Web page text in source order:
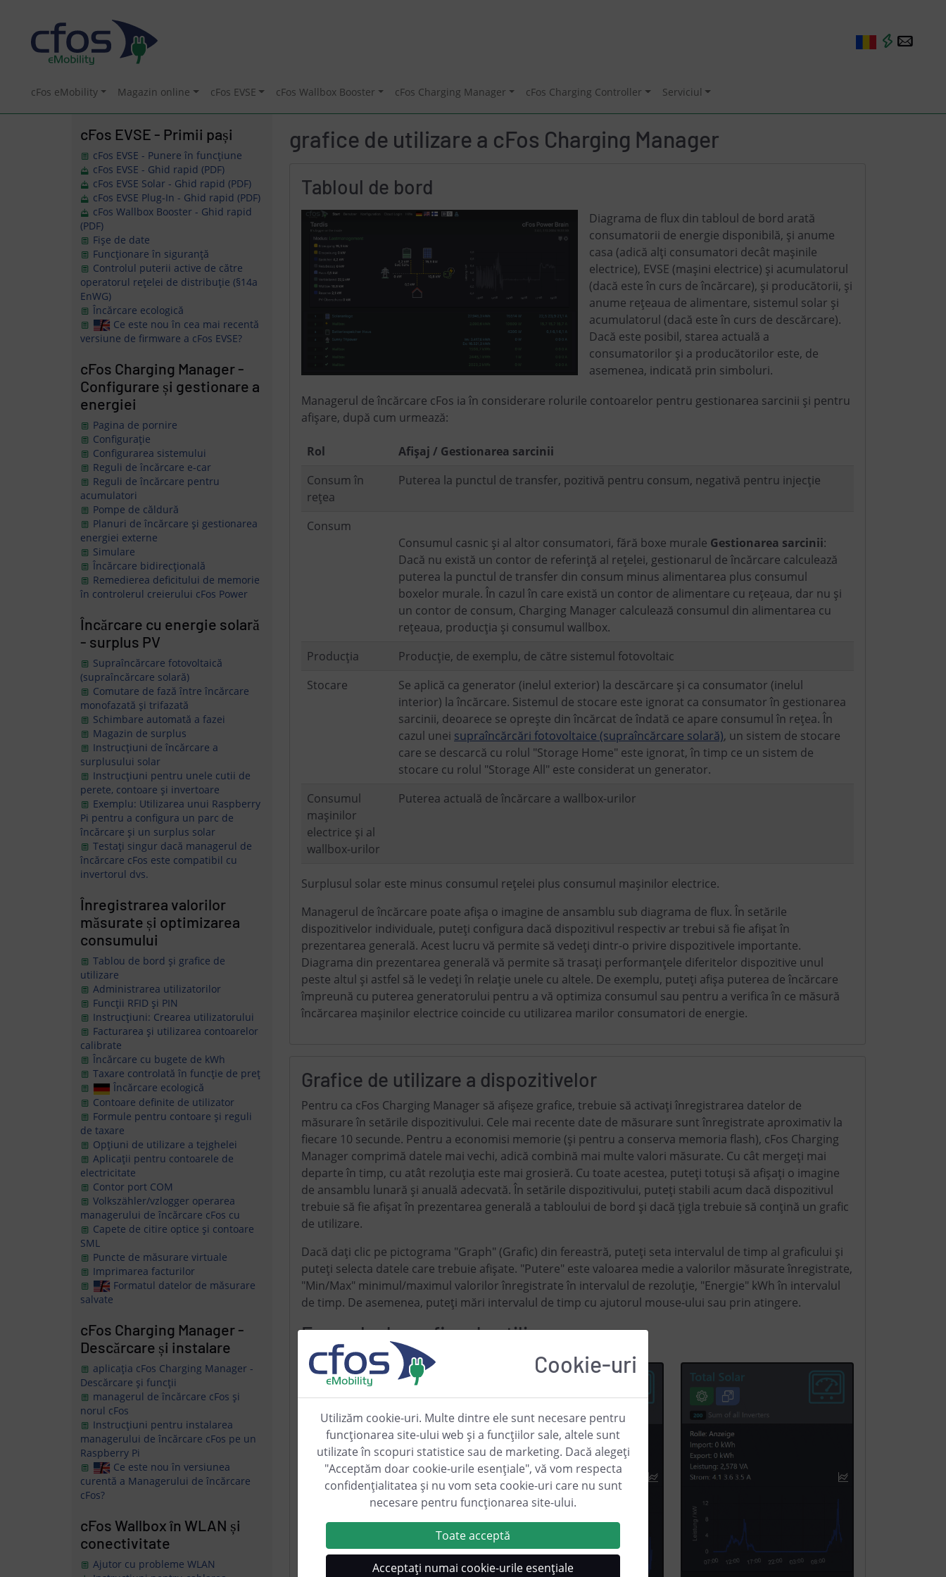
cFos eMobility Magazin online cFos EVSE cFos Wallbox Booster cFos Charging Manager cFos Charging Controller Serviciul
cFos EVSE - Primii pași
cFos EVSE - Punere în funcțiune
cFos EVSE - Ghid rapid (PDF)
cFos EVSE Solar - Ghid rapid (PDF)
cFos EVSE Plug-In - Ghid rapid (PDF)
cFos Wallbox Booster - Ghid rapid
(PDF)
Fișe de date
Funcționare în siguranță
Controlul puterii active de către
operatorul rețelei de distribuție (§14a
EnWG)
Încărcare ecologică
Ce este nou în cea mai recentă
versiune de firmware a cFos EVSE?
cFos Charging Manager -
Configurare și gestionare a
energiei
Pagina de pornire
Configurație
Configurarea sistemului
Reguli de încărcare e-car
Reguli de încărcare pentru
acumulatori
Pompe de căldură
Planuri de încărcare și gestionarea
energiei externe
Simulare
Încărcare bidirecțională
Remedierea deficitului de memorie
în controlerul creierului cFos Power
Încărcare cu energie solară
- surplus PV
Supraîncărcare fotovoltaică
(supraîncărcare solară)
Comutare de fază între încărcare
monofazată și trifazată
Schimbare automată a fazei
Magazin de surplus
Instrucțiuni de încărcare a
surplusului solar
Instrucțiuni pentru unele cutii de
perete, contoare și invertoare
Exemplu: Utilizarea unui Raspberry
Pi pentru a configura un parc de
încărcare și un surplus solar
Testați singur dacă managerul de
încărcare cFos este compatibil cu
invertorul dvs.
Înregistrarea valorilor
măsurate și optimizarea
consumului
Tablou de bord și grafice de
utilizare
Administrarea utilizatorilor
Funcții RFID și PIN
Instrucțiuni: Crearea utilizatorului
Facturarea și utilizarea contoarelor
calibrate
Încărcare cu bugete de kWh
Taxare controlată în funcție de preț
Încărcare ecologică
Contoare definite de utilizator
Formule pentru contoare și reguli
de taxare
Opțiuni de utilizare a tejghelei
Aplicații pentru contoarele de
electricitate
Contor port COM
Volkszähler/vzloggeroperarea
managerului de încărcare cFos cu
Capete de citire optice și contoare
SML
Puncte de măsurare virtuale
Imprimarea facturilor
Formatul datelor de măsurare
salvate
cFos Charging Manager -
Descărcare și instalare
aplicația cFos Charging Manager -
Descărcare și funcții
managerul de încărcare cFos și
norul cFos
Instrucțiuni pentru instalarea
managerului de încărcare cFos pe un
Raspberry Pi
Ce este nou în versiunea
curentă a Managerului de încărcare
cFos?
cFos Wallbox în WLAN și
conectivitate
Ajutor cu probleme WLAN
grafice de utilizare a cFos Charging Manager
Tabloul de bord
Diagrama de flux din tabloul de bord arată
consumatorii de energie disponibilă, și anume
casa (adică alți consumatori decât mașinile
electrice), EVSE (mașini electrice) și acumulatorul
(dacă este în curs de încărcare), și producătorii, și
anume rețeaua de alimentare, sistemul solar și
acumulatorul (dacă este în curs de descărcare).
Dacă este posibil, starea actuală a
consumatorilor și a producătorilor este, de
asemenea, indicată prin simboluri.
Managerul de încărcare cFos ia în considerare rolurile contoarelor pentru gestionarea sarcinii și pentru
afișare, după cum urmează:
Rol
Afișaj / Gestionarea sarcinii
Consum în
rețea
Puterea la punctul de transfer, pozitivă pentru consum, negativă pentru injecție
Consum
Consumul casnic și al altor consumatori, fără boxe murale Gestionarea sarcinii:
Dacă nu există un contor de referință al rețelei, gestionarul de încărcare calculează
puterea la punctul de transfer din consum minus alimentarea plus consumul
boxelor murale. În cazul în care există un contor de alimentare cu rețeaua, dar nu și
un contor de consum, Charging Manager calculează consumul din alimentarea cu
rețeaua, producția și consumul wallbox.
Producția
Producție, de exemplu, de către sistemul fotovoltaic
Stocare
Se aplică ca generator (inelul exterior) la descărcare și ca consumator (inelul
interior) la încărcare. Sistemul de stocare este ignorat ca consumator în gestionarea
sarcinii, deoarece se oprește din încărcat de îndată ce apare consumul în rețea. În
cazul unei supraîncărcări fotovoltaice (supraîncărcare solară), un sistem de stocare
care se descarcă cu rolul "Storage Home" este ignorat, în timp ce un sistem de
stocare cu rolul "Storage All" este considerat un generator.
Consumul
mașinilor
electrice și al
wallbox-urilor
Puterea actuală de încărcare a wallbox-urilor
Surplusul solar este minus consumul rețelei plus consumul mașinilor electrice.
Managerul de încărcare poate afișa o imagine de ansamblu sub diagrama de flux. În setările
dispozitivelor individuale, puteți configura dacă dispozitivul respectiv ar trebui să fie afișat în
prezentarea generală. Acest lucru vă permite să vedeți dintr-o privire dispozitivele importante.
Diagrama din prezentarea generală vă permite să trasați performanțele diferitelor dispozitive unul
peste altul și astfel să le vedeți în relație unele cu altele. De exemplu, puteți afișa puterea de încărcare
împreună cu puterea generatorului pentru a vă optimiza consumul sau pentru a verifica în ce măsură
încărcarea mașinilor electrice coincide cu utilizarea marilor consumatori de energie.
Grafice de utilizare a dispozitivelor
Pentru ca cFos Charging Manager să afișeze grafice, trebuie să activați înregistrarea datelor de
măsurare în setările dispozitivului. Cele mai recente date de măsurare sunt înregistrate aproximativ la
fiecare 10 secunde. Pentru a economisi memorie (și pentru a conserva memoria flash), cFos Charging
Manager comprimă datele mai vechi, adică combină mai multe valori măsurate. Cu cât mergeți mai
departe în timp, cu atât rezoluția este mai grosieră. Cu toate acestea, puteți totuși să afișați o imagine
de ansamblu lunară și anuală adecvată. În setările dispozitivului, puteți stabili acum dacă dispozitivul
trebuie să fie afișat în prezentarea generală a tabloului de bord și dacă țigla trebuie să conțină un grafic
de utilizare.
Dacă dați clic pe pictograma "Graph" (Grafic) din fereastră, puteți seta intervalul de timp al graficului și
puteți selecta datele care trebuie afișate. "Putere" este valoarea medie a valorilor măsurate înregistrate,
"Min/Max" minimul/maximul valorilor înregistrate în intervalul de rezoluție, "Energie" kWh în intervalul
de timp. De asemenea, puteți mări intervalul de timp cu ajutorul mouse-ului sau prin atingere.
Exemple de grafice de utilizare
Cookie-uri
Utilizăm cookie-uri. Multe dintre ele sunt necesare pentru
funcționarea site-ului web și a funcțiilor sale, altele sunt
utilizate în scopuri statistice sau de marketing. Dacă alegeți
"Acceptăm doar cookie-urile esențiale", vă vom respecta
confidențialitatea și nu vom seta cookie-uri care nu sunt
necesare pentru funcționarea site-ului.
Toate acceptă
Acceptați numai cookie-urile esențiale